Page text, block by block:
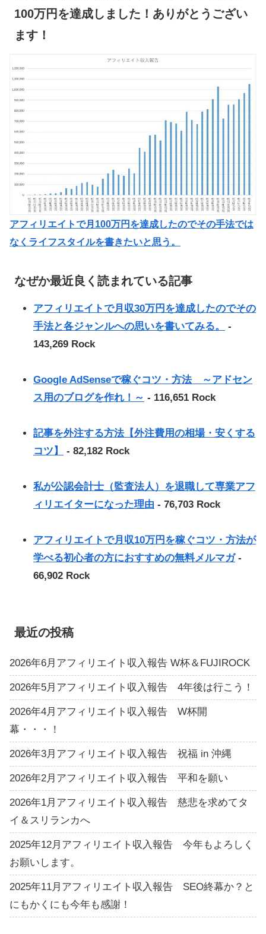
100万円を達成しました！ありがとうござい
ます！
アフィリエイトで月100万円を達成したのでその手法では
なくライフスタイルを書きたいと思う。
なぜか最近良く読まれている記事
アフィリエイトで月収30万円を達成したのでその
手法と各ジャンルへの思いを書いてみる。
-
143,269 Rock
Google AdSenseで稼ぐコツ・方法 ～アドセン
ス用のブログを作れ！～ - 116,651 Rock
記事を外注する方法【外注費用の相場・安くする
コツ】
- 82,182 Rock
私が公認会計士（監査法人）を退職して専業アフ
ィリエイターになった理由 - 76,703 Rock
アフィリエイトで月収10万円を稼ぐコツ・方法が
学べる初心者の方におすすめの無料メルマガ-
66,902 Rock
最近の投稿
2026年6月アフィリエイト収入報告 W杯＆FUJIROCK
2026年5月アフィリエイト収入報告 4年後は行こう！
2026年4月アフィリエイト収入報告 W杯開
幕・・・！
2026年3月アフィリエイト収入報告 祝福 in 沖縄
2026年2月アフィリエイト収入報告 平和を願い
2026年1月アフィリエイト収入報告 慈悲を求めてタ
イ＆スリランカへ
2025年12月アフィリエイト収入報告 今年もよろしく
お願いします。
2025年11月アフィリエイト収入報告 SEO終幕か？と
にもかくにも今年も感謝！